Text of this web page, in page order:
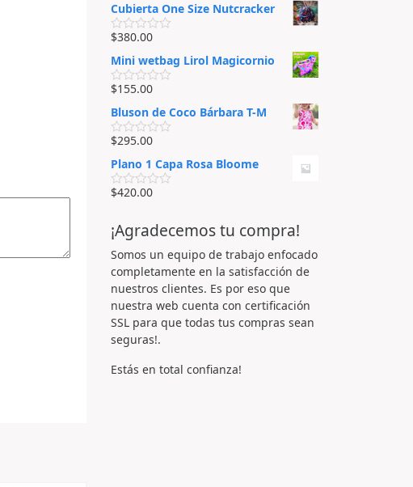
l
o
r
a
d
o
e
n
d
e
5
Cubierta One Size Nutcracker
V
l
o
r
a
d
o
e
n
d
e
5
$380.00
Mini wetbag Lirol Magicornio
V
l
o
r
a
d
o
e
n
e
5
$155.00
Bluson de Coco Bárbara T-M
V
l
o
r
a
e
0
d
e
5
$295.00
Plano 1 Capa Rosa Bloome
V
o
r
a
o
e
0
d
5
$420.00
¡Agradecemos tu compra!
Somos un equipo de trabajo enfocado
completamente en la satisfacción de
nuestros clientes. Es por eso que
nuestra web cuenta con certificación
SSL para que todas tus compras sean
seguras!.
Estás en total confianza!